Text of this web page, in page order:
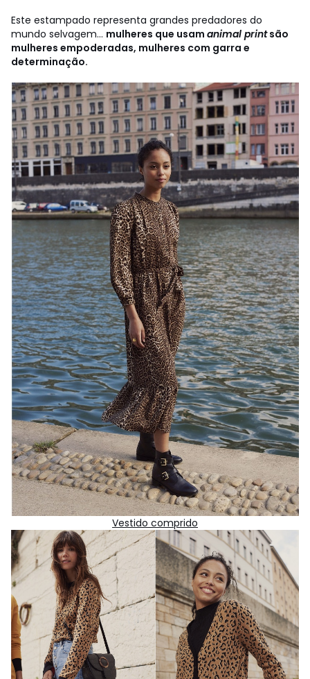
Este estampado representa grandes predadores do
mundo selvagem... mulheres que usam animal printsão
mulheres empoderadas, mulheres com garra e
determinação.
Vestido comprido